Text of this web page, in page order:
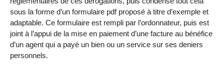
sous la forme d’un formulaire pdf proposé à titre d’exemple et
adaptable. Ce formulaire est rempli par l’ordonnateur, puis est
joint à l’appui de la mise en paiement d’une facture au bénéfice
d’un agent qui a payé un bien ou un service sur ses deniers
personnels.